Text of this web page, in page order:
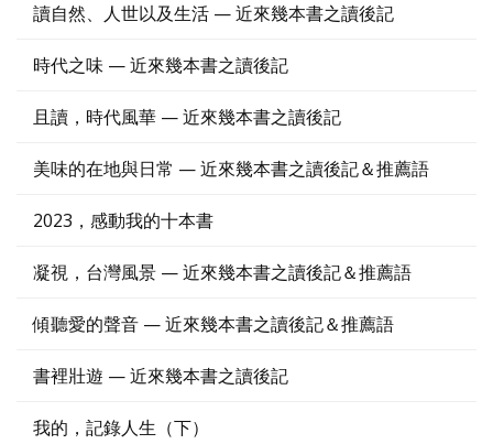
讀自然、人世以及生活 — 近來幾本書之讀後記
時代之味 — 近來幾本書之讀後記
且讀，時代風華 — 近來幾本書之讀後記
美味的在地與日常 — 近來幾本書之讀後記＆推薦語
2023，感動我的十本書
凝視，台灣風景 — 近來幾本書之讀後記＆推薦語
傾聽愛的聲音 — 近來幾本書之讀後記＆推薦語
書裡壯遊 — 近來幾本書之讀後記
我的，記錄人生（下）